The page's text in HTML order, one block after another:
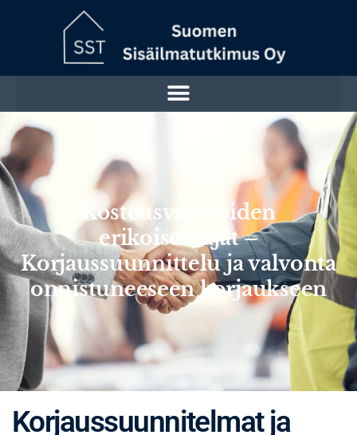
Kosteusvaurioiden
erikoisosaajat –
Korjaussuunnittelu ja valvonta
onnistuneeseen korjaukseen
Korjaussuunnitelmat ja